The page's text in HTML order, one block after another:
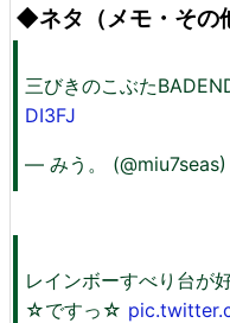
◆ネタ（メモ・その
三びきのこぶた
DI3FJ
— みう。 (@miu7seas)
レインボーすべり台が
☆ですっ☆